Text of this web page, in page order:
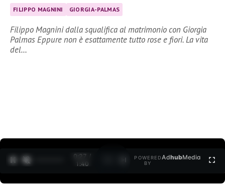
FILIPPO MAGNINI GIORGIA-PALMAS
Filippo Magnini dalla squalifica al matrimonio con Giorgia
Palmas Eppure non è esattamente tutto rose e fiori. La vita
del…
0:28 /
1:40
POWERED
BY
AdhubMedia